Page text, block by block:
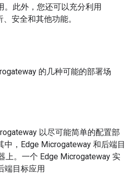
。此外，您还可以充分利用
安全和其他功能。
的几种可能的部署场
以尽可能简单的配置部
，Edge Microgateway 和后端目
上。一个 Edge Microgateway 实
端目标应用